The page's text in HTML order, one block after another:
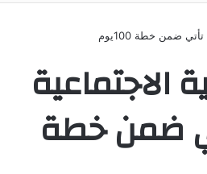
ضمن خطة 100يوم
الاجتماعية
ضمن خطة